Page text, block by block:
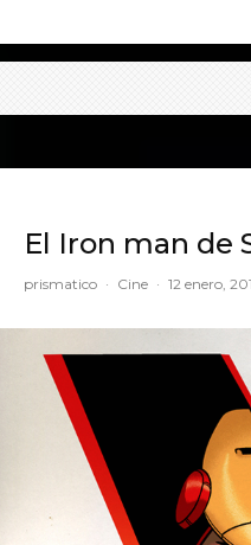
El Iron man de
prismatico · Cine · 12 enero,